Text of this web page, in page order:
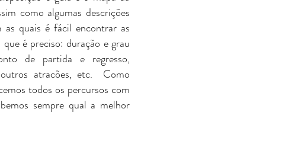
como algumas descrições
as quais é fácil encontrar as
é preciso: duração e grau
de partida e regresso,
outros atracões, etc. Como
todos os percursos com
sempre qual a melhor